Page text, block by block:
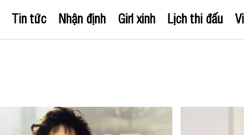
Tin tức Nhận định Girl xinh Lịch thi đấu